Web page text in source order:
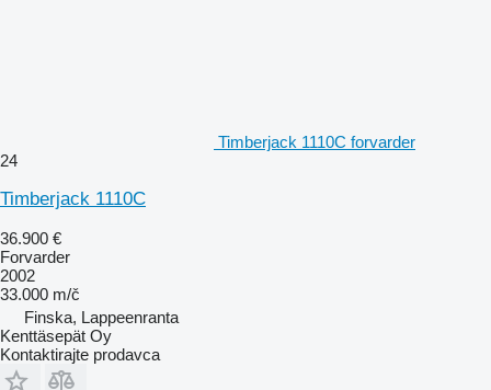
Timberjack 1110C forvarder
24
Timberjack 1110C
36.900 €
Forvarder
2002
33.000 m/č
Finska, Lappeenranta
Kenttäsepät Oy
Kontaktirajte prodavca